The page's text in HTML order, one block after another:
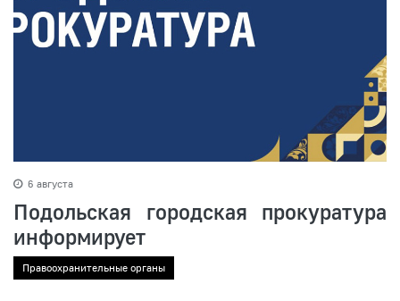
6 августа
Подольская городская прокуратура
информирует
Правоохранительные органы